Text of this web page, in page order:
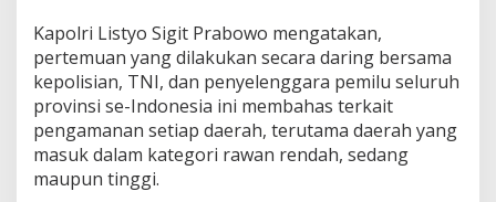
u
n
g
s
u
r
a
Kapolri Listyo Sigit Prabowo mengatakan,
pertemuan yang dilakukan secara daring bersama
kepolisian, TNI, dan penyelenggara pemilu seluruh
provinsi se-Indonesia ini membahas terkait
pengamanan setiap daerah, terutama daerah yang
masuk dalam kategori rawan rendah, sedang
maupun tinggi.